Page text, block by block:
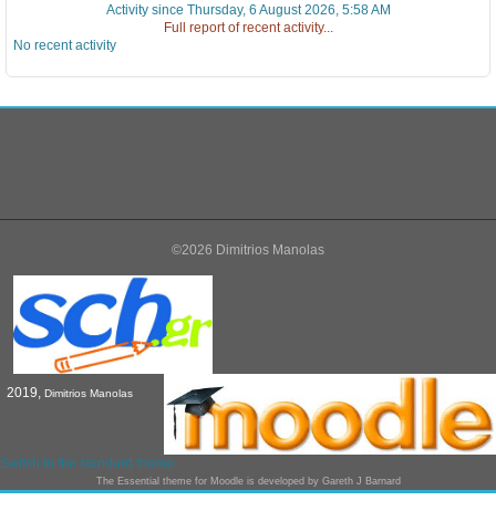
Activity since Thursday, 6 August 2026, 5:58 AM
Full report of recent activity...
No recent activity
©2026 Dimitrios Manolas
2019, Dimitrios Manolas
Switch to the standard theme
The Essential theme for Moodle is developed by Gareth J Barnard